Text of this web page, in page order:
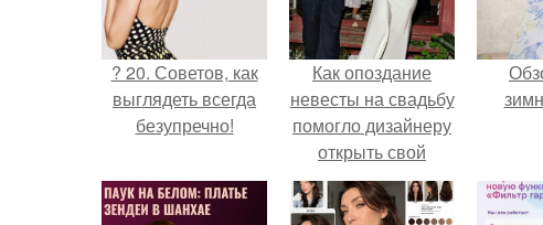
? 20. Советов, как
выглядеть всегда
безупречно!
Как опоздание
невесты на свадьбу
помогло дизайнеру
открыть свой
бренд.